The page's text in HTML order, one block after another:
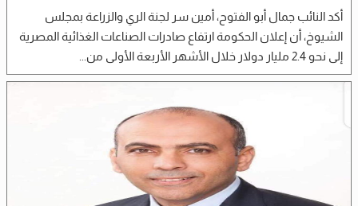
أكد النائب جمال أبو الفتوح، أمين سر لجنة الري والزراعة بمجلس
الشيوخ، أن إعلان الحكومة ارتفاع صادرات الصناعات الغذائية المصرية
إلى نحو 2.4 مليار دولار خلال الأشهر الأربعة الأولى من...